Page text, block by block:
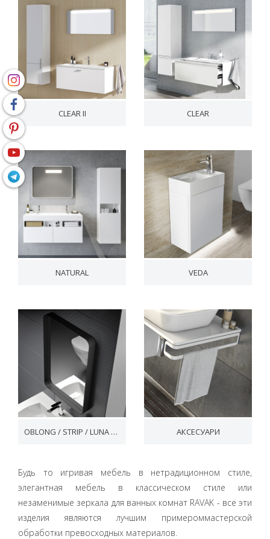
CLEAR II CLEAR
NATURAL VEDA
OBLONG / STRIP / LUNA / ORBIT АКСЕСУАРИ
Будь то игривая мебель в нетрадиционном стиле,
элегантная мебель в классическом стиле или
незаменимые зеркала для ванных комнат RAVAK - все эти
изделия являются лучшим примероммастерской
обработки превосходных материалов.